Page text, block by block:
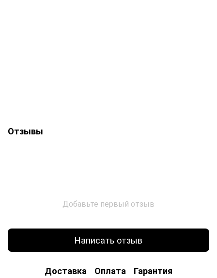
Отзывы
Добавьте первый отзыв
Написать отзыв
Доставка Оплата Гарантия